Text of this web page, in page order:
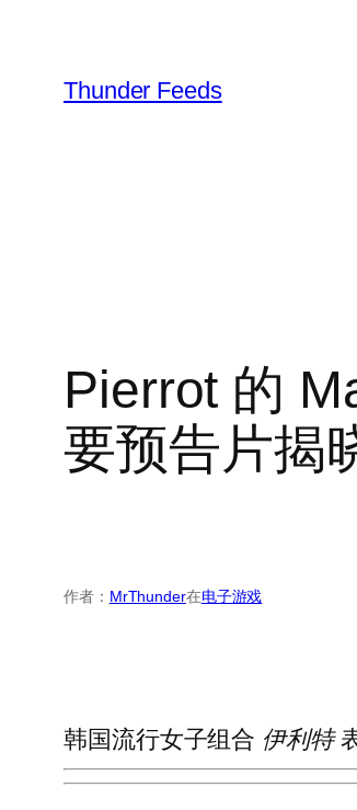
Thunder Feeds
Pierrot 的
要预告片揭
作者： MrThunder在电子游戏
韩国流行女子组合 伊利特